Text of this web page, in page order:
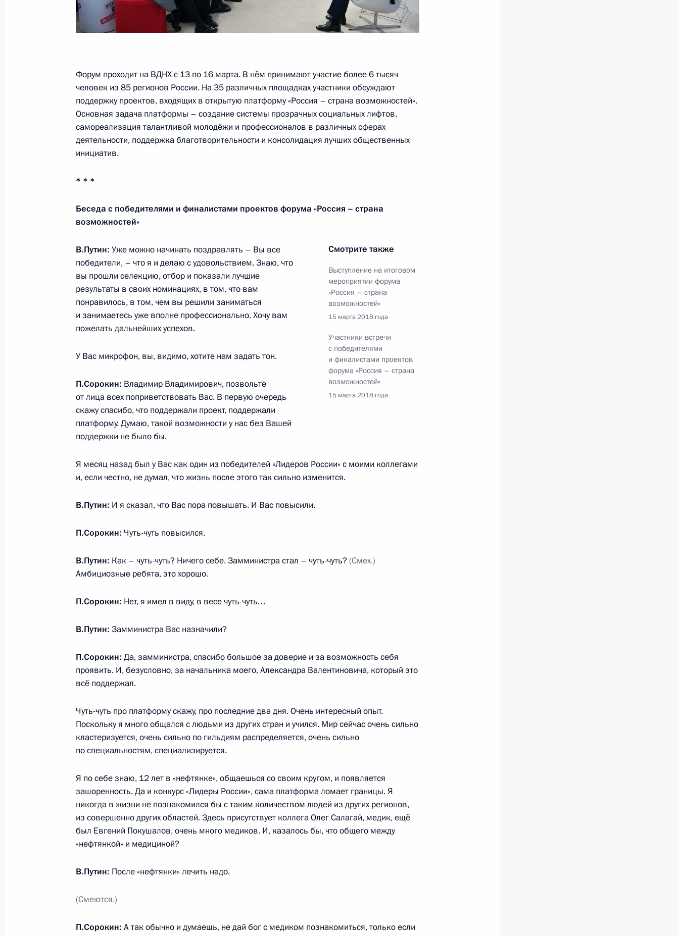
Осмотр нового терминала аэропорта Симферополь
14 марта 2018 года, 17:50 Симферополь
12
Осмотр готового участка Крымского моста
14 марта 2018 года, 15:50 остров Тузла
7
Поздравление Ангеле Меркель с переизбранием на пост
Федерального канцлера Германии
13 марта 2018 года, вторник
Васильевым
13 марта 2018 года, 18:30 Махачкала
Совещание по вопросам социально-экономического развития
Дагестана
Встреча с представителями общественности Дагестана
13 марта 2018 года, 17:30 Махачкала
Телефонный разговор с Наследным принцем Абу-Даби
Мухаммедом Аль Нахайяном
12 марта 2018 года, 21:30
Бердымухамедовым
12 марта 2018 года, 18:30 Краснодар
Соболезнования в связи с кончиной Олега Табакова
12 марта 2018 года, 17:15
Посещение Национального центра зерна в Краснодаре
12 марта 2018 года, 16:50 Краснодар
6
Интервью американскому телеканалу NBC
10 марта 2018 года, 10:00
Форум проходит на ВДНХ с 13 по 16 марта. В нём принимают участие более 6 тысяч
человек из 85 регионов России. На 35 различных площадках участники обсуждают
поддержку проектов, входящих в открытую платформу «Россия – страна возможностей».
Основная задача платформы – создание системы прозрачных социальных лифтов,
самореализация талантливой молодёжи и профессионалов в различных сферах
деятельности, поддержка благотворительности и консолидация лучших общественных
инициатив.
* * *
Беседа с победителями и финалистами проектов форума «Россия – страна
возможностей»
Смотрите также
Выступление на итоговом
мероприятии форума
«Россия – страна
возможностей»
15 марта 2018 года
Участники встречи
с победителями
и финалистами проектов
форума «Россия – страна
возможностей»
15 марта 2018 года
В.Путин: Уже можно начинать поздравлять – Вы все
победители, – что я и делаю с удовольствием. Знаю, что
вы прошли селекцию, отбор и показали лучшие
результаты в своих номинациях, в том, что вам
понравилось, в том, чем вы решили заниматься
и занимаетесь уже вполне профессионально. Хочу вам
пожелать дальнейших успехов.
У Вас микрофон, вы, видимо, хотите нам задать тон.
П.Сорокин: Владимир Владимирович, позвольте
от лица всех поприветствовать Вас. В первую очередь
скажу спасибо, что поддержали проект, поддержали
платформу. Думаю, такой возможности у нас без Вашей
поддержки не было бы.
Я месяц назад был у Вас как один из победителей «Лидеров России» с моими коллегами
и, если честно, не думал, что жизнь после этого так сильно изменится.
В.Путин: И я сказал, что Вас пора повышать. И Вас повысили.
П.Сорокин: Чуть-чуть повысился.
В.Путин: Как – чуть-чуть? Ничего себе. Замминистра стал – чуть-чуть?(Смех.)
Амбициозные ребята, это хорошо.
П.Сорокин: Нет, я имел в виду, в весе чуть-чуть…
В.Путин: Замминистра Вас назначили?
П.Сорокин: Да, замминистра, спасибо большое за доверие и за возможность себя
проявить. И, безусловно, за начальника моего, Александра Валентиновича, который это
всё поддержал.
Чуть-чуть про платформу скажу, про последние два дня. Очень интересный опыт.
Поскольку я много общался с людьми из других стран и учился. Мир сейчас очень сильно
кластеризуется, очень сильно по гильдиям распределяется, очень сильно
по специальностям, специализируется.
Я по себе знаю, 12 лет в «нефтянке», общаешься со своим кругом, и появляется
зашоренность. Да и конкурс «Лидеры России», сама платформа ломает границы. Я
никогда в жизни не познакомился бы с таким количеством людей из других регионов,
из совершенно других областей. Здесь присутствует коллега Олег Салагай, медик, ещё
был Евгений Покушалов, очень много медиков. И, казалось бы, что общего между
«нефтянкой» и медициной?
В.Путин: После «нефтянки» лечить надо.
(Смеются.)
П.Сорокин: А так обычно и думаешь, не дай бог с медиком познакомиться, только если